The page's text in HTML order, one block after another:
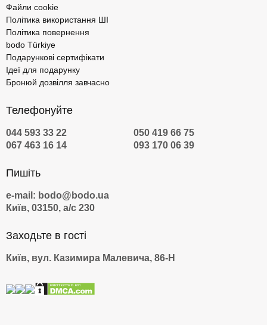
Файли cookie
Політика використання ШІ
Політика повернення
bodo Türkiye
Подарункові сертифікати
Ідеї для подарунку
Бронюй дозвілля завчасно
Телефонуйте
044 593 33 22
050 419 66 75
067 463 16 14
093 170 06 39
Пишіть
e-mail: bodo@bodo.ua
Київ, 03150, а/с 230
Заходьте в гості
Київ, вул. Казимира Малевича, 86-Н